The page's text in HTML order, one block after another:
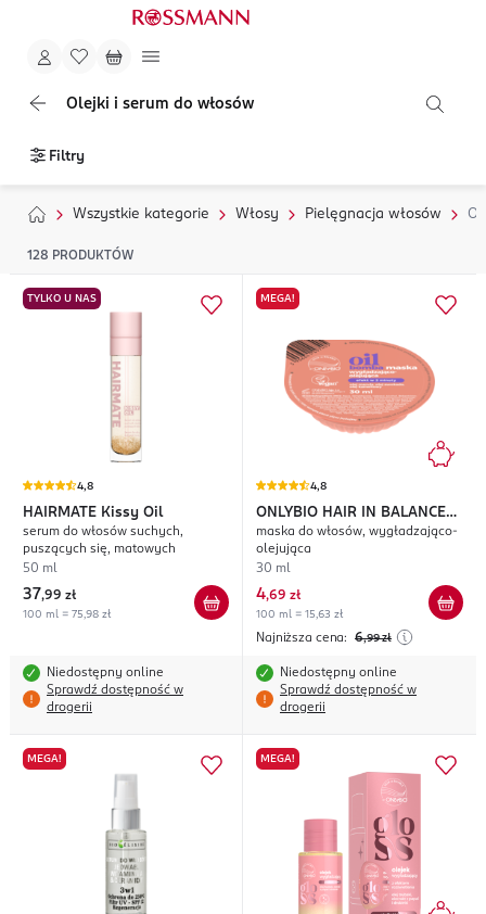
Olejki i serum do włosów
Filtry
Wszystkie kategorie Włosy Pielęgnacja włosów
128 PRODUKTÓW
TYLKO U NAS
4,8
HAIRMATE Kissy Oil
serum do włosów suchych,
puszących się, matowych
50 ml
37,99 zł
100 ml = 75,98 zł
Niedostępny online
Sprawdź dostępność w
drogerii
MEGA!
4,8
ONLYBIO HAIR IN BALANCE
Oil Bomba
maska do włosów, wygładzająco-
olejująca
30 ml
4,69 zł
100 ml = 15,63 zł
Najniższa cena: 6,99 zł
Niedostępny online
Sprawdź dostępność w
drogerii
MEGA! MEGA!